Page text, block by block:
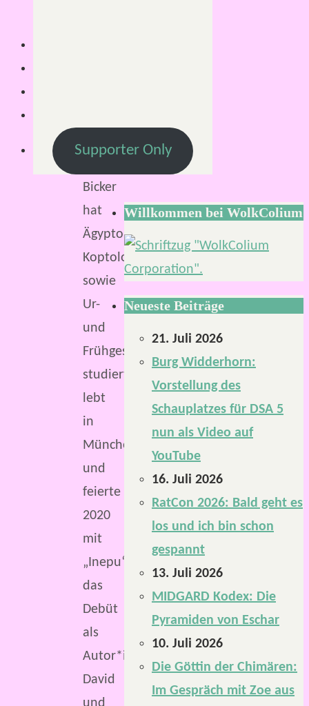
Bicker
hat
Ägyptologie,
Koptologie
sowie
Ur-
und
Frühgeschichte
studiert,
lebt
in
München
und
feierte
2020
mit
„Inepu“
das
Debüt
als
Autor*in.
David
und
Supporter Only
Willkommen bei WolkColium
Neueste Beiträge
21. Juli 2026
Burg Widderhorn:
Vorstellung des
Schauplatzes für DSA 5
nun als Video auf
YouTube
16. Juli 2026
RatCon 2026: Bald geht es
los und ich bin schon
gespannt
13. Juli 2026
MIDGARD Kodex: Die
Pyramiden von Eschar
10. Juli 2026
Die Göttin der Chimären:
Im Gespräch mit Zoe aus